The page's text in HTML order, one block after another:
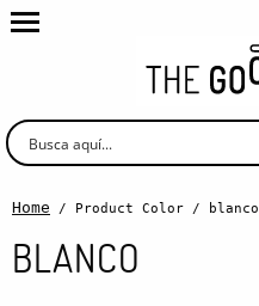
Home / Product Color / blanco
BLANCO